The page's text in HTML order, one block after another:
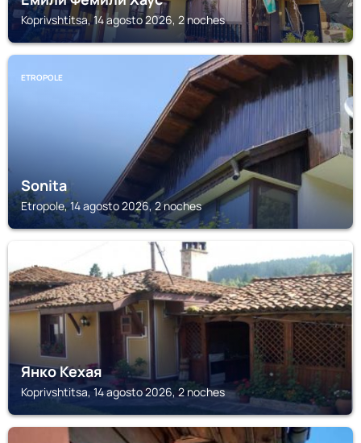
Koprivshtitsa, 14 agosto 2026, 2 noches
ETROPOLE
Sonita
Etropole, 14 agosto 2026, 2 noches
KOPRIVSHTITSA
Янко Кехая
Koprivshtitsa, 14 agosto 2026, 2 noches